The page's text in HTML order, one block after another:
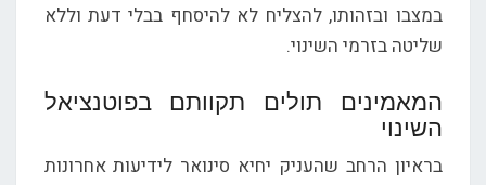
במצבו ובזהותו, להצליח לא להיסחף בבלי דעת וללא
שליטה בזרמי השינוי.
המאמינים תולים תקוותם בפוטנציאל
השינוי
בראיון הרחב שהעניק יחיא סינואר לידיעות אחרונות